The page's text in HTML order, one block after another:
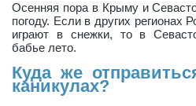
Осенняя пора в Крыму и
погоду. Если в других регионах
играют в снежки, то в
бабье лето.
Куда же
каникулах?